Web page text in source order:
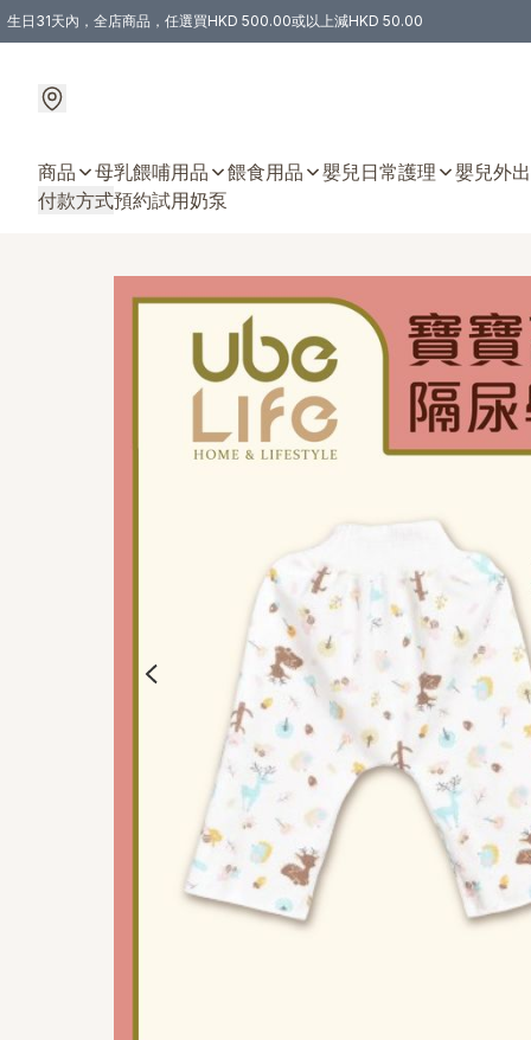
生日31天內，全店商品，任選買HKD 500.00或以上減HKD 50.00
商品 母乳餵哺用品 餵食用品 嬰兒日常護理
嬰兒外
付款方式預約試用奶泵